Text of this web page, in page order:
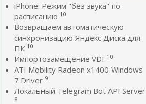
iPhone: Режим "без звука" по
расписанию 10
Возвращаем автоматическую
синхронизацию Яндекс Диска для
ПК 10
Импортозамещение VDI 10
ATI Mobility Radeon x1400 Windows
7 Driver 9
Локальный Telegram Bot API Server
8